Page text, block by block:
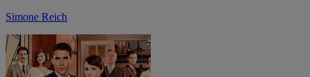
Simone Reich